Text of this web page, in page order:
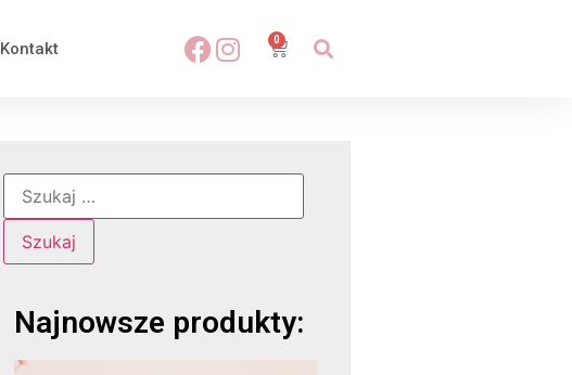
Kontakt 0
Najnowsze produkty: